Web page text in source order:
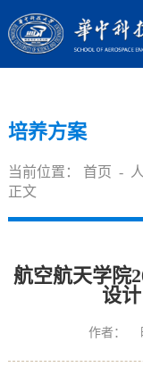
培养方案
当前位置： 首页 -
正文
航空航天学院
设
作者：